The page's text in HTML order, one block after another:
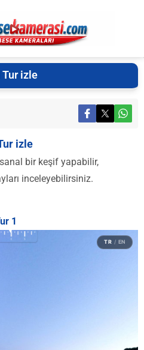
Tur izle
izle
bir keşif yapabilir,
inceleyebilirsiniz.
1